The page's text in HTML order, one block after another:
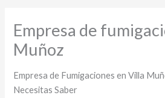
Empresa de
Muñoz
Empresa de Fumigaciones en Villa
Necesitas Saber